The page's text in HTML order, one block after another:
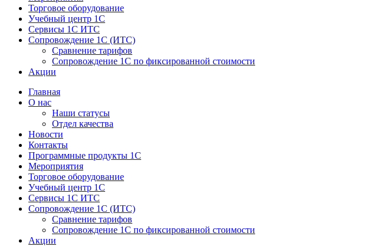
Торговое оборудование
Учебный центр 1C
Сервисы 1C ИТС
Сопровождение 1С (ИТС)
Сравнение тарифов
Сопровождение 1С по фиксированной стоимости
Акции
Главная
О нас
Наши статусы
Отдел качества
Новости
Контакты
Программные продукты 1C
Мероприятия
Торговое оборудование
Учебный центр 1C
Сервисы 1C ИТС
Сопровождение 1С (ИТС)
Сравнение тарифов
Сопровождение 1С по фиксированной стоимости
Акции